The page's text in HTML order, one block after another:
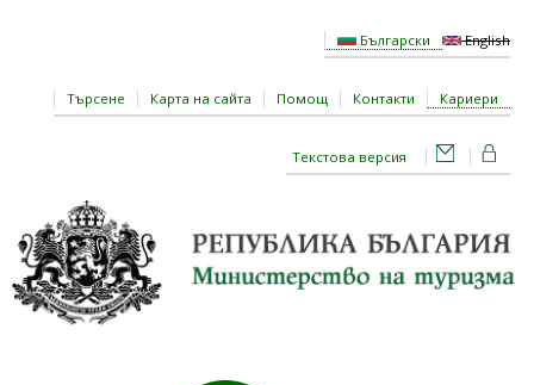
Български English
Търсене Карта на сайта Помощ Контакти Кариери
Текстова версия